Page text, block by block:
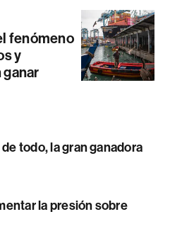
fenómeno
y
todo, la gran ganadora
la presión sobre